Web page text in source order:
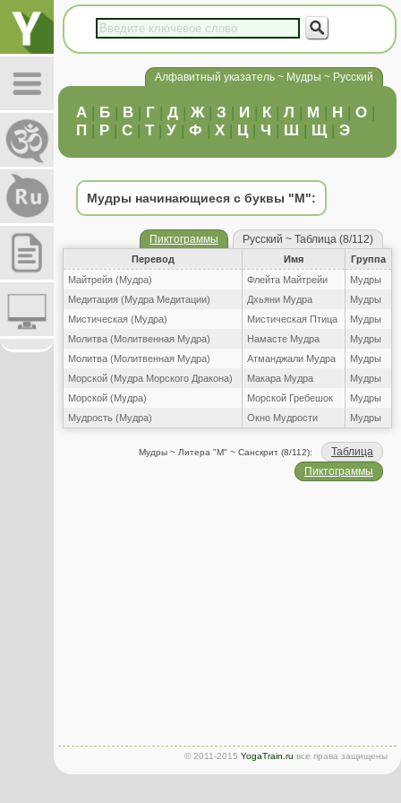
Алфавитный указатель ~ Мудры ~ Русский
А | Б | В | Г | Д | Ж| З | И | К | Л | М | Н | О |
П | Р | С | Т| У | Ф | Х | Ц| Ч | Ш | Щ| Э
Мудры начинающиеся с буквы "М":
Пиктограммы Русский ~ Таблица (8/112)
Перевод Имя
Группа
Майтрейя (Мудра)
Флейта Майтрейи
Мудры
Медитация (Мудра Медитации)
Дхьяни Мудра
Мудры
Мистическая (Мудра)
Мистическая Птица
Мудры
Молитва (Молитвенная Мудра)
Намасте Мудра
Мудры
Молитва (Молитвенная Мудра)
Атманджали Мудра
Мудры
Морской (Мудра Морского Дракона)
Макара Мудра
Мудры
Морской (Мудра)
Морской Гребешок
Мудры
Мудрость (Мудра)
Окно Мудрости Мудры
Мудры ~ Литера "М" ~ Санскрит (8/112):
Таблица
Пиктограммы
© 2011-2015 YogaTrain.ru все права защищены